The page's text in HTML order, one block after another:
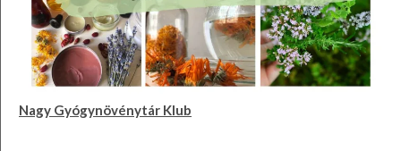
Nagy Gyógynövénytár Klub